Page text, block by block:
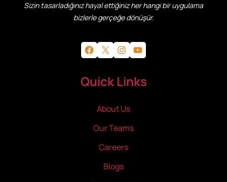
Sizin tasarladığınız hayal ettiğiniz her hangi bir uygulama
bizlerle gerçeğe dönüşür.
Facebook X Instagram YouTube
Quick Links
About Us
Our Teams
Careers
Blogs